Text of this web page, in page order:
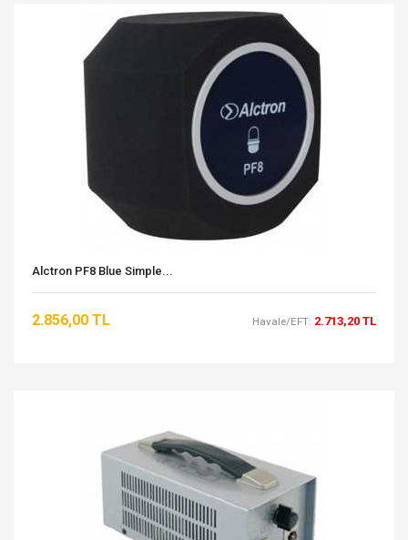
Alctron PF8 Blue Simple...
2.856,00 TL Havale/EFT: 2.713,20 TL